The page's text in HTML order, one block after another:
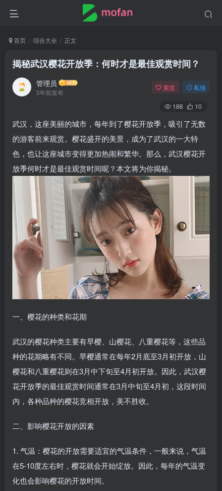
首页 综合大全 正文
揭秘武汉樱花开放季：何时才是最佳观赏时间？
管理员
3年前发布
关注 私信
188 10
武汉，这座美丽的城市，每年到了樱花开放季，吸引了无数
的游客前来观赏。樱花盛开的美景，成为了武汉的一大特
色，也让这座城市变得更加热闹和繁华。那么，武汉樱花开
放季何时才是最佳观赏时间呢？本文将为你揭秘。
一、樱花的种类和花期
武汉的樱花种类主要有早樱、山樱花、八重樱花等，这些品
种的花期略有不同。早樱通常在每年2月底至3月初开放，山
樱花和八重樱花则在3月中下旬至4月初开放。因此，武汉樱
花开放季的最佳观赏时间通常在3月中旬至4月初，这段时间
内，各种品种的樱花竞相开放，美不胜收。
二、影响樱花开放的因素
1. 气温：樱花的开放需要适宜的气温条件，一般来说，气温
在5-10度左右时，樱花就会开始绽放。因此，每年的气温变
化也会影响樱花的开放时间。